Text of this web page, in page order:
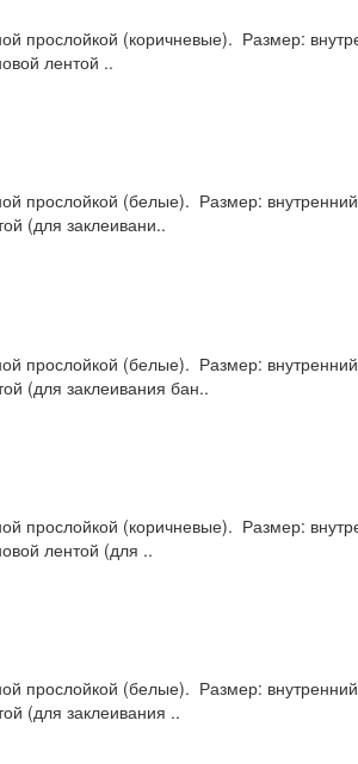
прослойкой (коричневые). Размер:
лентой ..
прослойкой (белые). Размер:
(для заклеивани..
прослойкой (белые). Размер:
(для заклеивания бан..
прослойкой (коричневые). Размер:
лентой (для ..
прослойкой (белые). Размер:
(для заклеивания ..